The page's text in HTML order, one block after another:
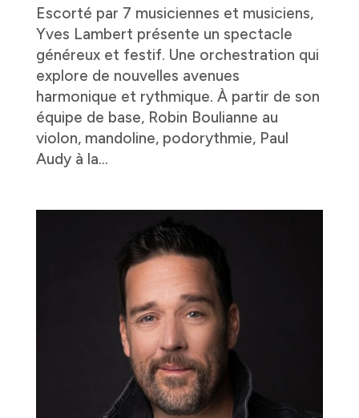
Escorté par 7 musiciennes et musiciens,
Yves Lambert présente un spectacle
généreux et festif. Une orchestration qui
explore de nouvelles avenues
harmonique et rythmique. À partir de son
équipe de base, Robin Boulianne au
violon, mandoline, podorythmie, Paul
Audy à la...